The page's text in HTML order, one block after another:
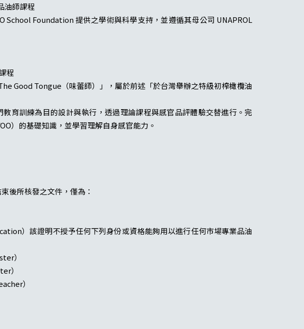
油師課程
School Foundation 提供之學術與科學支持，並遵循其母公司 UNAPROL
程
Good Tongue（味蕾師）」，屬於前述「於台灣舉辦之特級初榨橄欖油
教育訓練為目的設計與執行，透過理論課程與感官品評體驗交替進行。完
）的基礎知識，並學習理解自身感官能力。
後所核發之文件，僅為：
）該證明不授予任何下列身份或資格能夠用以進行任何市場專業品油
）
）
）